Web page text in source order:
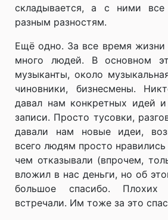
складывается, а с ними все
разным разностям.
Ещё одно. За все время
много людей. В основном
музыканты, около
чиновники, бизнесмены.
давал нам конкретных идей
записи. Просто тусовки,
давали нам новые идеи,
всего людям просто
чем отказывали (впрочем,
вложил в нас деньги, но об
большое спасибо.
встречали. Им тоже за это